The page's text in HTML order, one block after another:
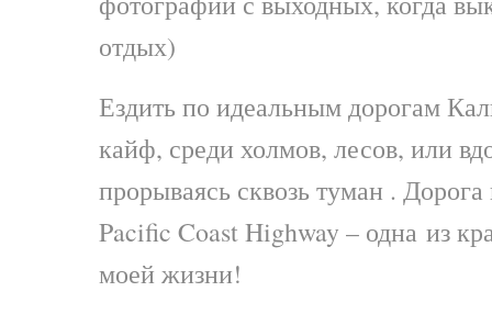
отдых)
Ездить по идеальным дорогам
кайф, среди холмов, лесов, или
прорываясь сквозь туман .
Pacific Coast Highway – одна из
моей жизни!